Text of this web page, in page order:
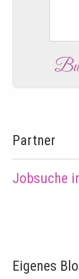
Partner
Jobsuche
Eigenes